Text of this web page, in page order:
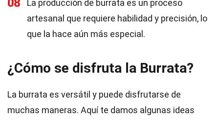
08
La producción de burrata es un proceso
artesanal que requiere habilidad y precisión, lo
que la hace aún más especial.
¿Cómo se disfruta la Burrata?
La burrata es versátil y puede disfrutarse de
muchas maneras. Aquí te damos algunas ideas